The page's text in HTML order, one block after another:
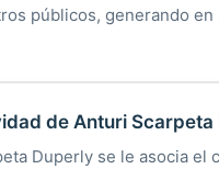
públicos, generando
de Anturi Scarpeta
Duperly se le asocia el